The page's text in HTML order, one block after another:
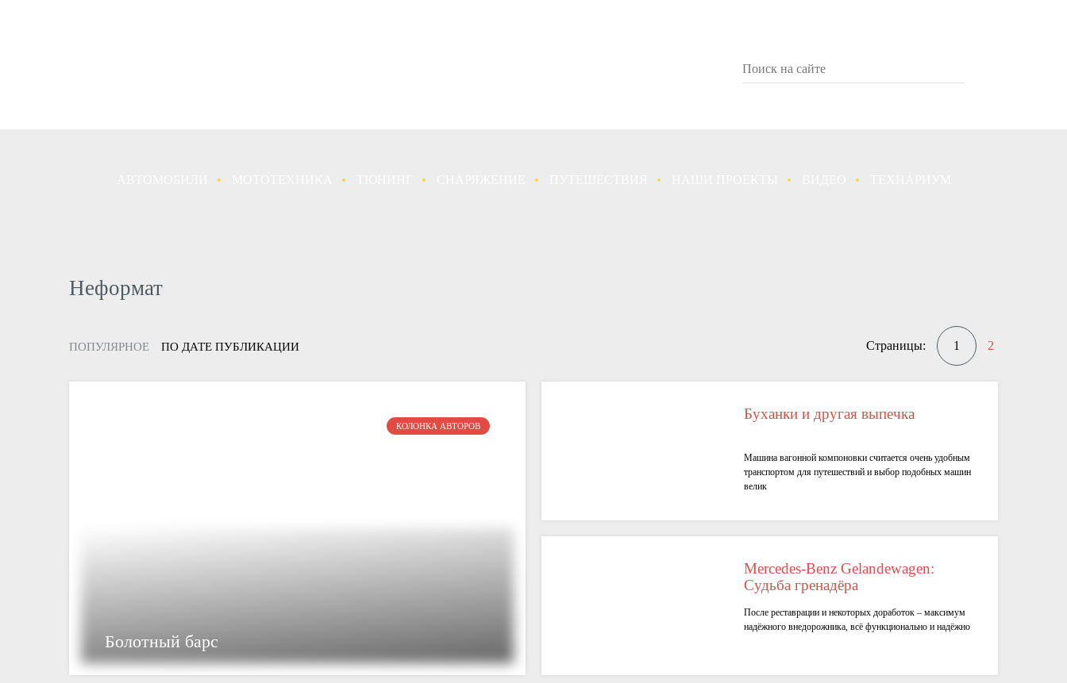
Неформат
ПОПУЛЯРНОЕ ПО ДАТЕ ПУБЛИКАЦИИ Страницы: 1 2
КОЛОНКА АВТОРОВ
Болотный барс
Буханки и другая выпечка
Машина вагонной компоновки считается очень удобным
транспортом для путешествий и выбор подобных машин
велик
Mercedes-Benz Gelandewagen:
Судьба гренадёра
После реставрации и некоторых доработок – максимум
надёжного внедорожника, всё функционально и надёжно